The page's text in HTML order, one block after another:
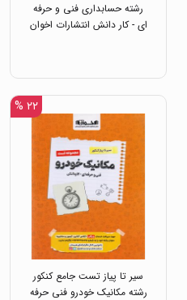
رشته حسابداری فنی و حرفه
ای - کار دانش انتشارات اخوان
۲۲ %
سیر تا پیاز تست جامع کنکور
رشته مکانیک خودرو فنی حرفه